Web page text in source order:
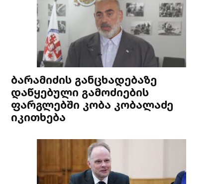
ბარამიძის განცხადებაზე
დაწყებული გამოძიების
ფარგლებში კობა კობალაძე
იკითხება